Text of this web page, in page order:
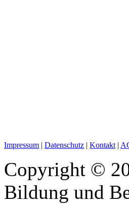
Impressum | Datenschutz | Kontakt |
Copyright ©
Bildung und